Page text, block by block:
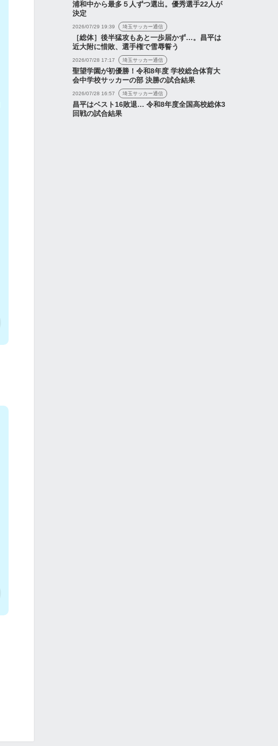
浦和中から最多５人ずつ選出。優秀選手22人が
決定
2026/07/29 19:39 埼玉サッカー通信
［総体］後半猛攻もあと一歩届かず…。昌平は
近大附に惜敗、選手権で雪辱誓う
2026/07/28 17:17 埼玉サッカー通信
聖望学園が初優勝！令和8年度 学校総合体育大
会中学校サッカーの部 決勝の試合結果
2026/07/28 16:57 埼玉サッカー通信
昌平はベスト16敗退… 令和8年度全国高校総体3
回戦の試合結果